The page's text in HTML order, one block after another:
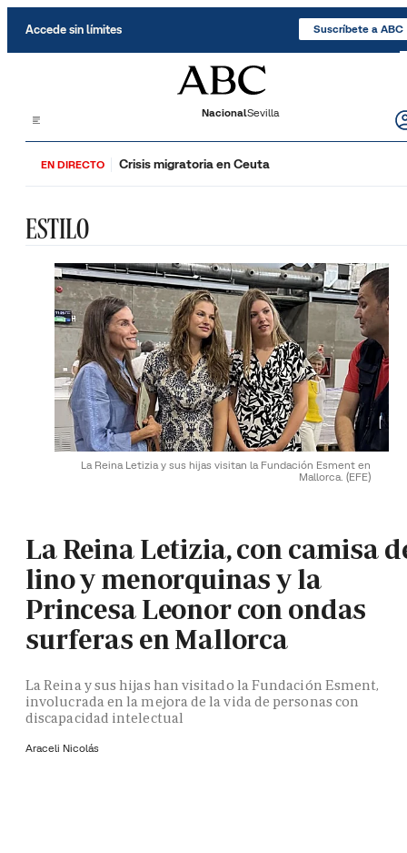
Accede sin límites Suscríbete a ABC
NacionalSevilla
EN DIRECTO Crisis migratoria en Ceuta
ESTILO
La Reina Letizia y sus hijas visitan la Fundación Esment en
Mallorca. (EFE)
La Reina Letizia, con camisa
lino y menorquinas y la
Princesa Leonor con ondas
surferas en Mallorca
La Reina y sus hijas han visitado la Fundación Esment,
involucrada en la mejora de la vida de personas con
discapacidad intelectual
Araceli Nicolás